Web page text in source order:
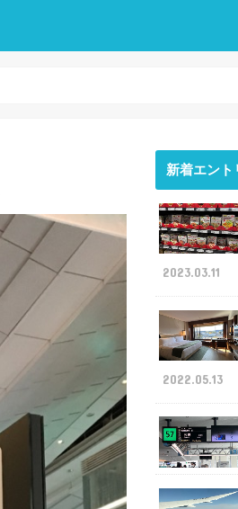
新着エント
2023.03.11
2022.05.13